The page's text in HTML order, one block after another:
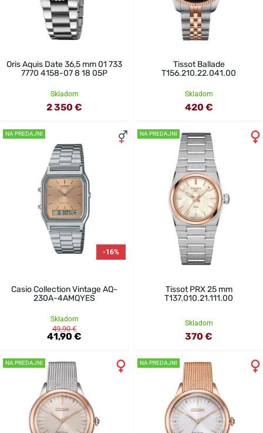
Oris Aquis Date 36,5 mm 01 733
7770 4158-07 8 18 05P
Skladom
2 350 €
Tissot Ballade
T156.210.22.041.00
Skladom
420 €
NA PREDAJNI
-16%
Casio Collection Vintage AQ-
230A-4AMQYES
Skladom
49,90 €
41,90 €
NA PREDAJNI
Tissot PRX 25 mm
T137.010.21.111.00
Skladom
370 €
NA PREDAJNI NA PREDAJNI